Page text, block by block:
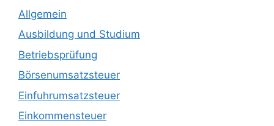
Allgemein
Ausbildung und Studium
Betriebsprüfung
Börsenumsatzsteuer
Einfuhrumsatzsteuer
Einkommensteuer